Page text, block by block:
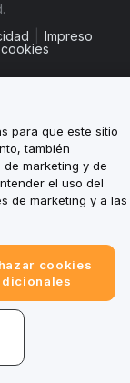
Impreso
para que este sitio
también
marketing y de
el uso del
de marketing y a las
cookies